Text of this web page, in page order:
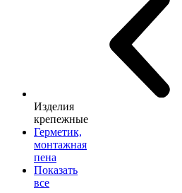
Изделия
крепежные
Герметик,
монтажная
пена
Показать
все